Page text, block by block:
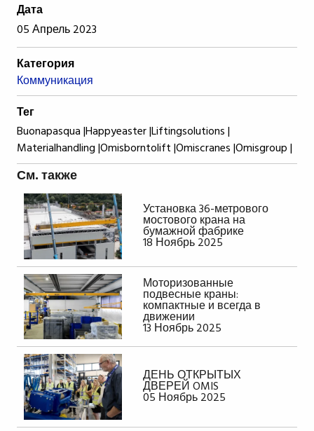
Дата
05 Апрель 2023
Категория
Коммуникация
Тег
Buonapasqua |Happyeaster |Liftingsolutions |
Materialhandling |Omisborntolift |Omiscranes |Omisgroup |
См. также
Установка 36-метрового
мостового крана на
бумажной фабрике
18 Ноябрь 2025
Моторизованные
подвесные краны:
компактные и всегда в
движении
13 Ноябрь 2025
ДЕНЬ ОТКРЫТЫХ
ДВЕРЕЙ OMIS
05 Ноябрь 2025